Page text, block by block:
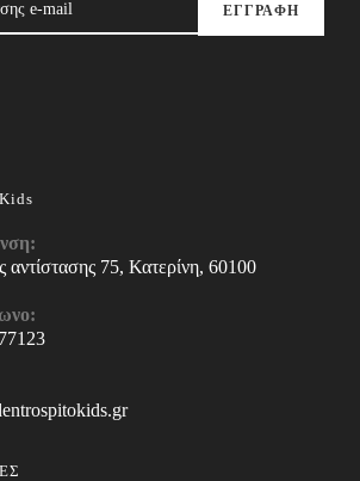
ΕΓΓΡΑΦΗ
αντίστασης 75, Κατερίνη, 60100
Opens